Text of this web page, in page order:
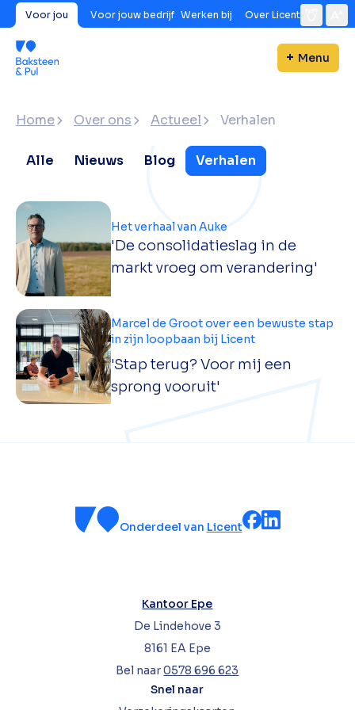
Voor jou Voor jouw bedrijf Werken bij Over Licent
Menu
Home Over ons Actueel Verhalen
Alle Nieuws Blog Verhalen
'De consolidatieslag in de
markt vroeg om verandering'
Het verhaal van Auke
'Stap terug? Voor mij een
sprong vooruit'
Marcel de Groot over een bewuste stap
in zijn loopbaan bij Licent
Onderdeel van Licent
Kantoor Epe
De Lindehove 3
8161 EA Epe
Bel naar0578 696 623
Snel naar